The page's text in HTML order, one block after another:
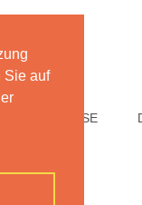
Sie auf
PREISE